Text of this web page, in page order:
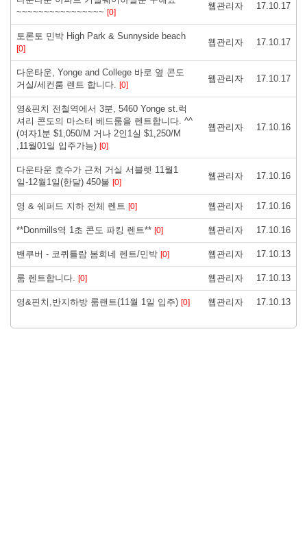
~~~~~~~~~~~~~~~~ [0]
웹관리자 17.10.17
토론토 민박 High Park & Sunnyside beach
[0]
웹관리자 17.10.17
다운타운, Yonge and College 바로 옆 콘도
거실/세컨룸 렌트 합니다. [0]
웹관리자 17.10.17
영&핀치 전철역에서 3분, 5460 Yonge st.럭
셔리 콘도의 마스터 베드룸을 렌트합니다. ^^
(여자1분 $1,050/M 거나 2인1실 $1,250/M
,11월01일 입주가능) [0]
웹관리자 17.10.16
다운타운 호수가 근처 거실 서블렛 11월1
일-12월1일(한달) 450불 [0]
웹관리자 17.10.16
영 & 쉐퍼드 지하 전체 렌트 [0] 웹관리자 17.10.16
**Donmills역 1초 콘도 파킹 렌트** [0] 웹관리자 17.10.16
밴쿠버 - 코퀴틀람 봄희네 렌트/민박 [0] 웹관리자 17.10.13
룸 렌트합니다. [0] 웹관리자 17.10.13
영&핀치,반지하방 룸랜트(11월 1일 입주) [0] 웹관리자 17.10.13